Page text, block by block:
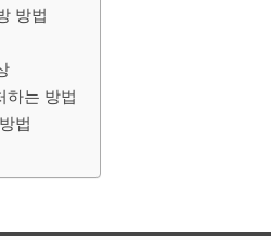
방법
하는 방법
법